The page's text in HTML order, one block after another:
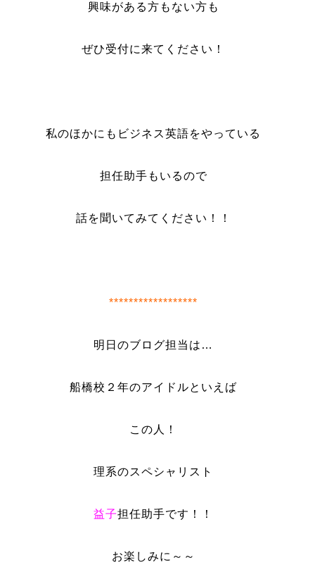
興味がある方もない方も
ぜひ受付に来てください！
私のほかにもビジネス英語をやっている
担任助手もいるので
話を聞いてみてください！！
******************
明日のブログ担当は…
船橋校２年のアイドルといえば
この人！
理系のスペシャリスト
益子担任助手です！！
お楽しみに～～